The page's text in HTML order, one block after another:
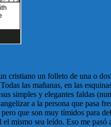
cristiano un folleto de una o
las mañanas, en las
simples y elegantes faldas
a la persona que pasa
que son muy tímidos para
mismo sea leído. Eso me